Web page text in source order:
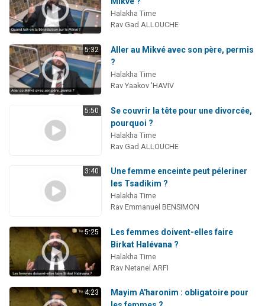
Halakha Time
Rav Gad ALLOUCHE
5:32
Aller au Mikvé avec son père, permis
?
Halakha Time
Rav Yaakov 'HAVIV
5:50
Se couvrir la tête pour une divorcée,
pourquoi ?
Halakha Time
Rav Gad ALLOUCHE
3:40
Une femme enceinte peut péleriner
les Tsadikim ?
Halakha Time
Rav Emmanuel BENSIMON
5:25
Les femmes doivent-elles faire
Birkat Halévana ?
Halakha Time
Rav Netanel ARFI
4:23
Mayim A'haronim : obligatoire pour